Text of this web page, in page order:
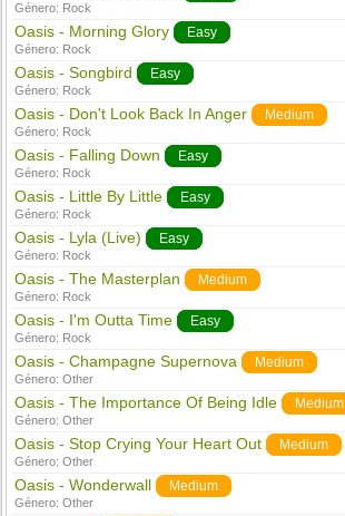
Género: Rock
Oasis - Morning Glory Easy
Género: Rock
Oasis - Songbird Easy
Género: Rock
Oasis - Don't Look Back In Anger Medium
Género: Rock
Oasis - Falling Down Easy
Género: Rock
Oasis - Little By Little Easy
Género: Rock
Oasis - Lyla (Live) Easy
Género: Rock
Oasis - The Masterplan Medium
Género: Rock
Oasis - I'm Outta Time Easy
Género: Rock
Oasis - Champagne Supernova Medium
Género:Other
Oasis - The Importance Of Being Idle Medium
Género:Other
Oasis - Stop Crying Your Heart Out Medium
Género:Other
Oasis - Wonderwall Medium
Género:Other